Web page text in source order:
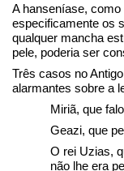
A hanseníase,
especificamente os
qualquer mancha
pele, poderia ser
Três casos no
alarmantes sobre a
Miriã, que
Geazi, que
O rei Uzias,
não lhe era